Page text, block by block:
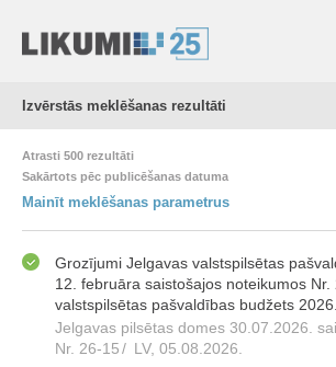
Izvērstās meklēšanas rezultāti
Atrasti 500 rezultāti
Sakārtots pēc publicēšanas datuma
Mainīt meklēšanas parametrus
Grozījumi Jelgavas valstspilsētas
12. februāra saistošajos noteikumos
valstspilsētas pašvaldības budžets
Jelgavas pilsētas domes 30.07.2026.
Nr. 26-15/ LV, 05.08.2026.